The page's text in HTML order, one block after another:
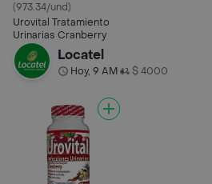
(973.34/und)
Urovital Tratamiento
Urinarias Cranberry
Locatel
Hoy, 9 AM• $ 4000